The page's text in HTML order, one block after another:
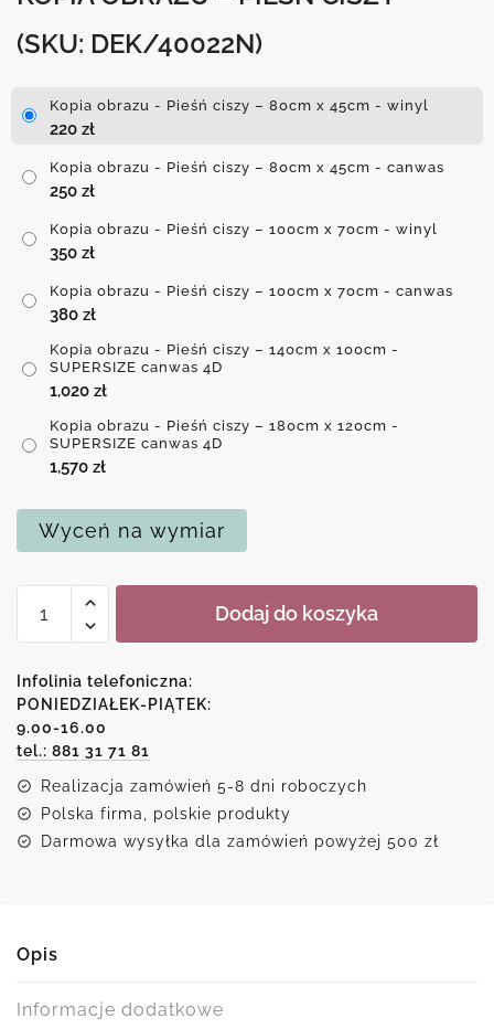
(SKU: DEK/40022N)
Kopia obrazu - Pieśń ciszy – 80cm x 45cm - winyl
220 zł
Kopia obrazu - Pieśń ciszy – 80cm x 45cm - canwas
250 zł
Kopia obrazu - Pieśń ciszy – 100cm x 70cm - winyl
350 zł
Kopia obrazu - Pieśń ciszy – 100cm x 70cm - canwas
380 zł
Kopia obrazu - Pieśń ciszy – 140cm x 100cm -
SUPERSIZE canwas 4D
1,020 zł
Kopia obrazu - Pieśń ciszy – 180cm x 120cm -
SUPERSIZE canwas 4D
1,570 zł
Wyceń na wymiar
Kopia
-
Pieśń
ciszy
Dodaj do koszyka
Infolinia telefoniczna:
PONIEDZIAŁEK-PIĄTEK:
9.00-16.00
tel.: 881 31 71 81
Realizacja zamówień 5-8 dni roboczych
Polska firma, polskie produkty
Darmowa wysyłka dla zamówień powyżej 500 zł
Opis
Informacje dodatkowe